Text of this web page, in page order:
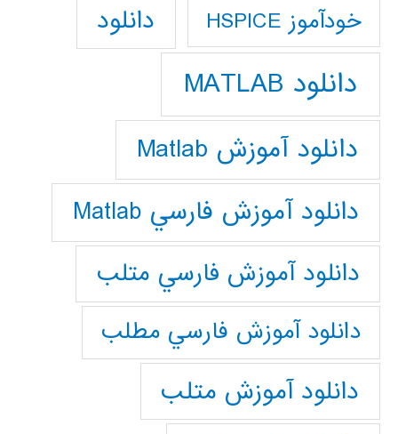
خودآموز HSPICE دانلود
دانلود MATLAB
دانلود آموزش Matlab
دانلود آموزش فارسي Matlab
دانلود آموزش فارسي متلب
دانلود آموزش فارسي مطلب
دانلود آموزش متلب